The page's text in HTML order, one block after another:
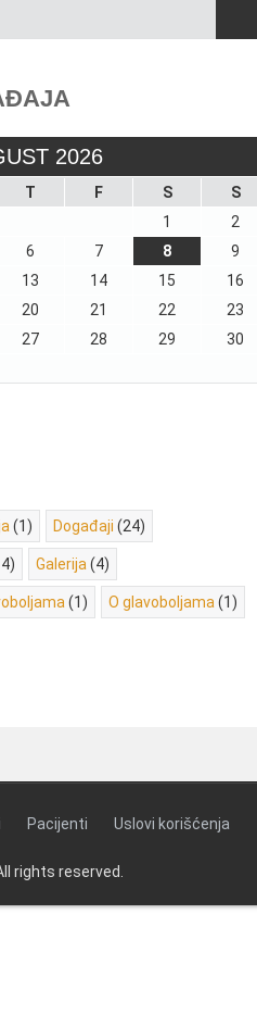
2026
T F S
S
1
2
6 7 8
9
13 14 15
16
20 21 22
23
27 28 29
30
(1) Događaji (24)
Galerija (4)
(1) O glavoboljama (1)
Pacijenti Uslovi korišćenja
rights reserved.